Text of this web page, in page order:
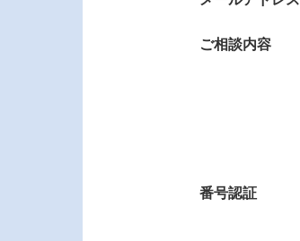
ご相談内容
番号認証